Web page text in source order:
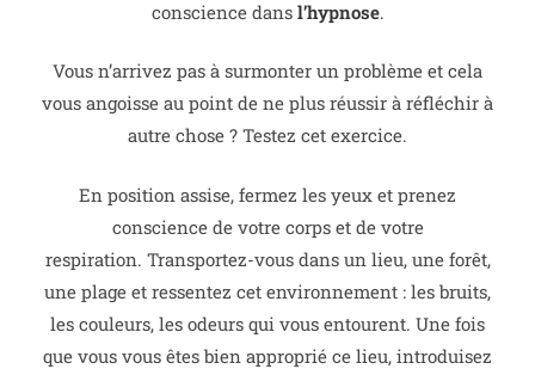
conscience dansl’hypnose.
Vous n’arrivez pas à surmonter un problème et cela
vous angoisse au point de ne plus réussir à réfléchir à
autre chose ? Testez cet exercice.
En position assise, fermez les yeux et prenez
conscience de votre corps et de votre
respiration. Transportez-vous dans un lieu, une forêt,
une plage et ressentez cet environnement : les bruits,
les couleurs, les odeurs qui vous entourent. Une fois
que vous vous êtes bien approprié ce lieu, introduisez